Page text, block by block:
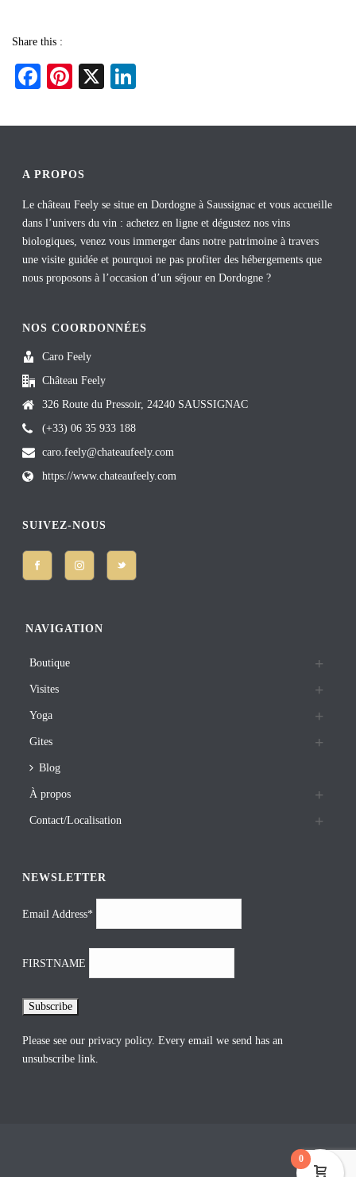
Share this :
Fa
bo
Pi
er
t
X
ed
A PROPOS
Le château Feely se situe en Dordogne à Saussignac et vous accueille
dans l’univers du vin : achetez en ligne et dégustez nos vins
biologiques, venez vous immerger dans notre patrimoine à travers
une visite guidée et pourquoi ne pas profiter des hébergements que
nous proposons à l’occasion d’un séjour en Dordogne ?
NOS COORDONNÉES
Caro Feely
Château Feely
326 Route du Pressoir, 24240 SAUSSIGNAC
(+33) 06 35 933 188
caro.feely@chateaufeely.com
https://www.chateaufeely.com
SUIVEZ-NOUS
NAVIGATION
Boutique
Visites
Yoga
Gites
Blog
À propos
Contact/Localisation
NEWSLETTER
Email Address*
FIRSTNAME
Please see ourprivacy policy. Every email we send has an
unsubscribe link.
0